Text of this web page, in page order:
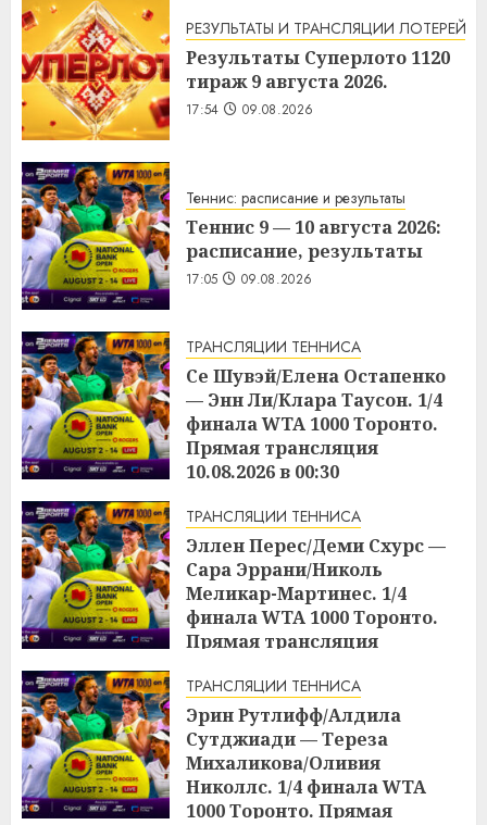
РЕЗУЛЬТАТЫ И ТРАНСЛЯЦИИ ЛОТЕРЕЙ
Результаты Суперлото 1120
тираж 9 августа 2026.
17:54 09.08.2026
Теннис: расписание и результаты
Теннис 9 — 10 августа 2026:
расписание, результаты
17:05 09.08.2026
ТРАНСЛЯЦИИ ТЕННИСА
Се Шувэй/Елена Остапенко
— Энн Ли/Клара Таусон. 1/4
финала WTA 1000 Торонто.
Прямая трансляция
10.08.2026 в 00:30
ТРАНСЛЯЦИИ ТЕННИСА
Эллен Перес/Деми Схурс —
Сара Эррани/Николь
Меликар-Мартинес. 1/4
финала WTA 1000 Торонто.
Прямая трансляция
17:03 09.08.2026
ТРАНСЛЯЦИИ ТЕННИСА
Эрин Рутлифф/Алдила
Сутджиади — Тереза
Михаликова/Оливия
Николлс. 1/4 финала WTA
1000 Торонто. Прямая